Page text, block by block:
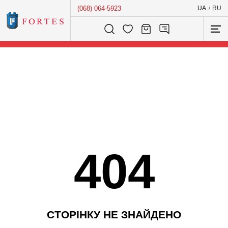
(068) 064-5923 UA / RU
Розумний пошук...
404
СТОРІНКУ НЕ ЗНАЙДЕНО